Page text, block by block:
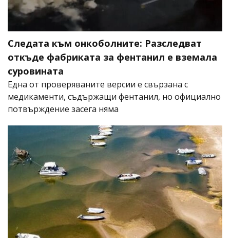
Следата към онкоболните: Разследват
откъде фабриката за фентанил е вземала
суровината
Една от проверяваните версии е свързана с
медикаменти, съдържащи фентанил, но официално
потвърждение засега няма